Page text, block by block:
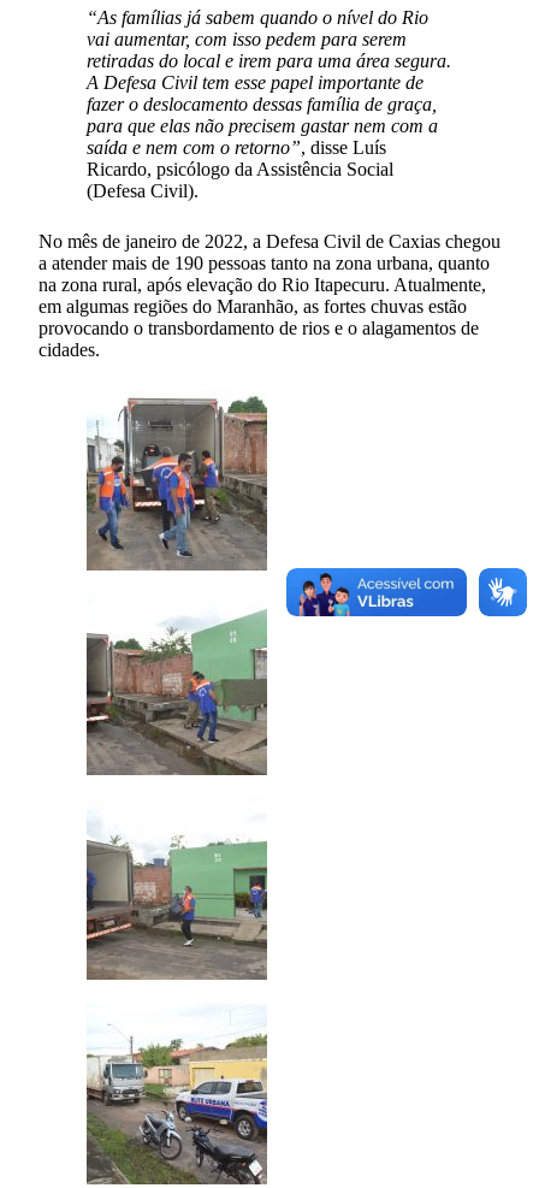
“As famílias já sabem quando o nível do Rio
vai aumentar, com isso pedem para serem
retiradas do local e irem para uma área segura.
A Defesa Civil tem esse papel importante de
fazer o deslocamento dessas família de graça,
para que elas não precisem gastar nem com a
saída e nem com o retorno”, disse Luís
Ricardo, psicólogo da Assistência Social
(Defesa Civil).
No mês de janeiro de 2022, a Defesa Civil de Caxias chegou
a atender mais de 190 pessoas tanto na zona urbana, quanto
na zona rural, após elevação do Rio Itapecuru. Atualmente,
em algumas regiões do Maranhão, as fortes chuvas estão
provocando o transbordamento de rios e o alagamentos de
cidades.